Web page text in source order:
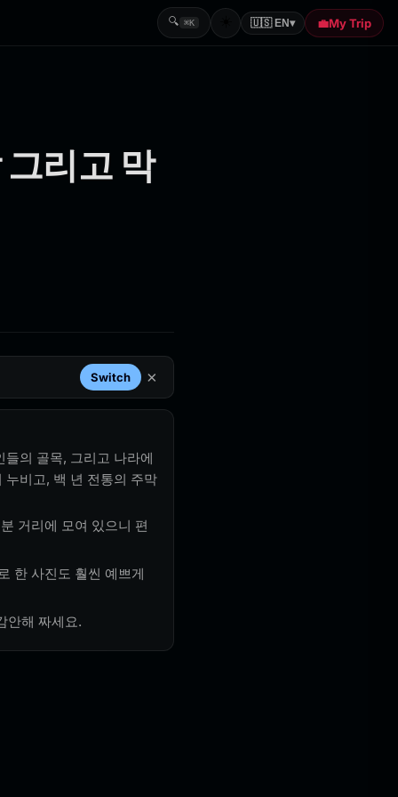
🔍 ⌘K 🇺🇸 EN▾ 💼My Trip
리고 막
Switch ×
의 골목, 그리고 나라에
누비고, 백 년 전통의 주막
거리에 모여 있으니 편
한 사진도 훨씬 예쁘게
안해 짜세요.